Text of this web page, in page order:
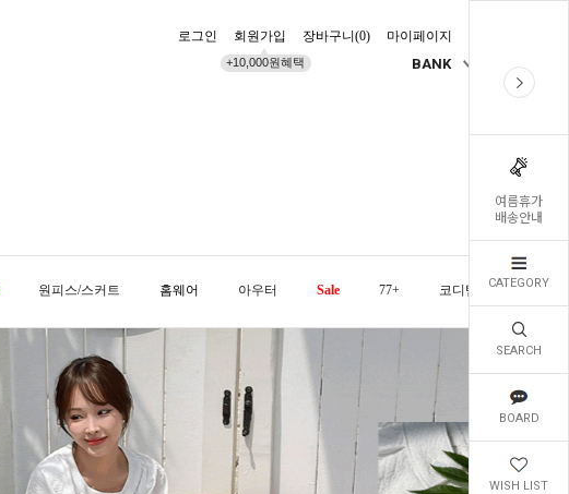
여름휴가
배송안내
CATEGORY
SEARCH
BOARD
WISH LIST
로그인 회원가입
+10,000원혜택
장바구니(0) 마이페이지
BANK
원피스/스커트 홈웨어 아우터 Sale 77+ 코디템 오늘발송